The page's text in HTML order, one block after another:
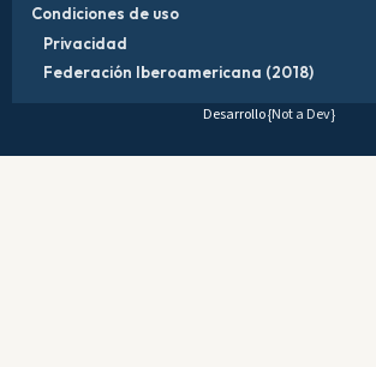
Condiciones de uso
Privacidad
Federación Iberoamericana (2018)
Desarrollo{Not a Dev}